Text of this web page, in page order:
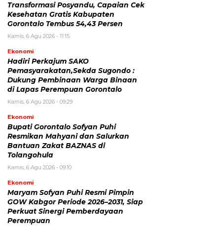
Transformasi Posyandu, Capaian Cek
Kesehatan Gratis Kabupaten
Gorontalo Tembus 54,43 Persen
Kamis, 6 Agu 2026 - 11:15
Ekonomi
Hadiri Perkajum SAKO
Pemasyarakatan,Sekda Sugondo :
Dukung Pembinaan Warga Binaan
di Lapas Perempuan Gorontalo
Kamis, 6 Agu 2026 - 09:29
Ekonomi
Bupati Gorontalo Sofyan Puhi
Resmikan Mahyani dan Salurkan
Bantuan Zakat BAZNAS di
Tolangohula
Kamis, 6 Agu 2026 - 09:10
Ekonomi
Maryam Sofyan Puhi Resmi Pimpin
GOW Kabgor Periode 2026–2031, Siap
Perkuat Sinergi Pemberdayaan
Perempuan